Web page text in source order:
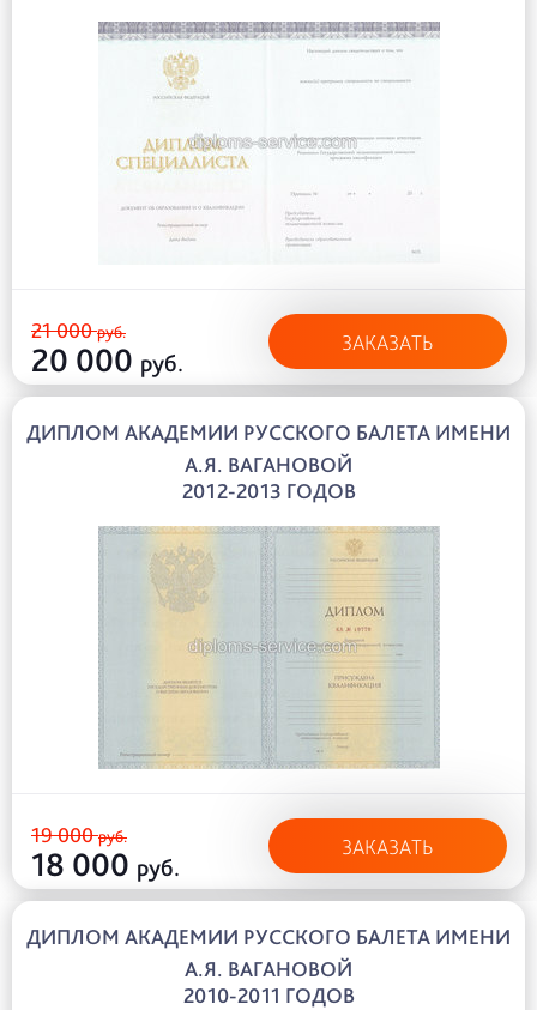
21 000руб.
20 000 руб.
ЗАКАЗАТЬ
ДИПЛОМ АКАДЕМИИ РУССКОГО БАЛЕТА ИМЕНИ
А.Я. ВАГАНОВОЙ
2012-2013 ГОДОВ
19 000руб.
18 000 руб.
ЗАКАЗАТЬ
ДИПЛОМ АКАДЕМИИ РУССКОГО БАЛЕТА ИМЕНИ
А.Я. ВАГАНОВОЙ
2010-2011 ГОДОВ